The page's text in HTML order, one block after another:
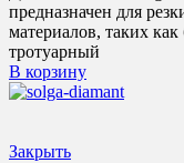
предназначен для
материалов, таких
тротуарный
В корзину
Закрыть